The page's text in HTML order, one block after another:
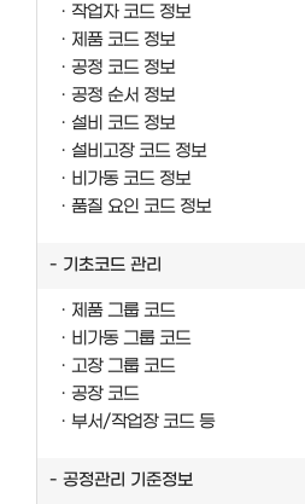
작업자 코드 정보
제품 코드 정보
공정 코드 정보
공정 순서 정보
설비 코드 정보
설비고장 코드 정보
비가동 코드 정보
품질 요인 코드 정보
기초코드 관리
제품 그룹 코드
비가동 그룹 코드
고장 그룹 코드
공장 코드
부서/작업장 코드 등
공정관리 기준정보